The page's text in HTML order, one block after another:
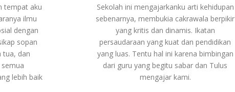
tempat aku
ilmu
dengan
sopan
tua, dan
lebih baik
Sekolah ini mengajarkanku arti kehidupan
sebenarnya, membukia cakrawala berpikir
yang kritis dan dinamis. Ikatan
persaudaraan yang kuat dan pendidikan
yang luas. Tentu hal ini karena bimbingan
dari guru yang begitu sabar dan Tulus
mengajar kami.